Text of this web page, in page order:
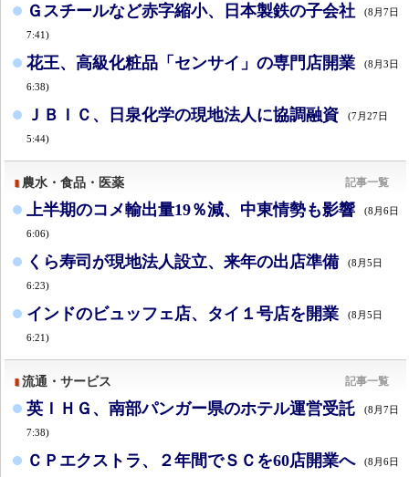
Ｇスチールなど赤字縮小、日本製鉄の子会社 (8月7日
7:41)
花王、高級化粧品「センサイ」の専門店開業 (8月3日
6:38)
ＪＢＩＣ、日泉化学の現地法人に協調融資 (7月27日
5:44)
農水・食品・医薬 記事一覧
上半期のコメ輸出量19％減、中東情勢も影響 (8月6日
6:06)
くら寿司が現地法人設立、来年の出店準備 (8月5日
6:23)
インドのビュッフェ店、タイ１号店を開業 (8月5日
6:21)
流通・サービス 記事一覧
英ＩＨＧ、南部パンガー県のホテル運営受託 (8月7日
7:38)
ＣＰエクストラ、２年間でＳＣを60店開業へ (8月6日